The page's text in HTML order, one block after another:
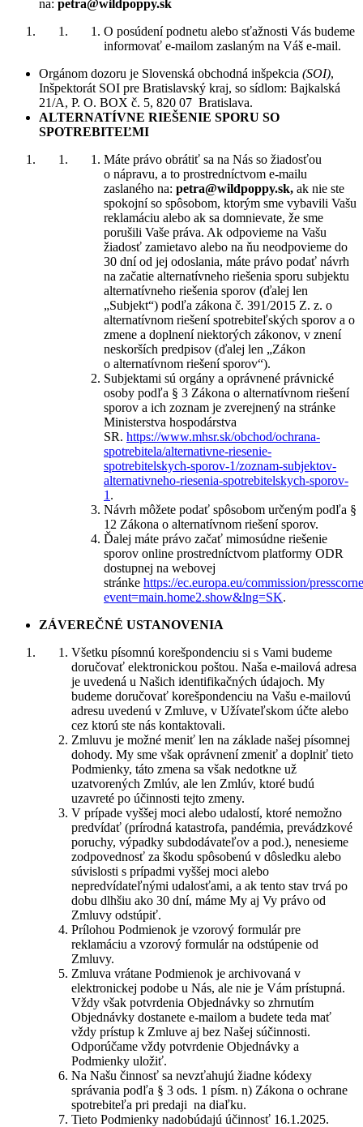
na: petra@wildpoppy.sk
O posúdení podnetu alebo sťažnosti Vás budeme
informovať e-mailom zaslaným na Váš e-mail.
Orgánom dozoru je Slovenská obchodná inšpekcia (SOI),
Inšpektorát SOI pre Bratislavský kraj, so sídlom: Bajkalská
21/A, P. O. BOX č. 5, 820 07 Bratislava.
ALTERNATÍVNE RIEŠENIE SPORU SO
SPOTREBITEĽMI
Máte právo obrátiť sa na Nás so žiadosťou
o nápravu, a to prostredníctvom e-mailu
zaslaného na: petra@wildpoppy.sk, ak nie ste
spokojní so spôsobom, ktorým sme vybavili Vašu
reklamáciu alebo ak sa domnievate, že sme
porušili Vaše práva. Ak odpovieme na Vašu
žiadosť zamietavo alebo na ňu neodpovieme do
30 dní od jej odoslania, máte právo podať návrh
na začatie alternatívneho riešenia sporu subjektu
alternatívneho riešenia sporov (ďalej len
„Subjekt“) podľa zákona č. 391/2015 Z. z. o
alternatívnom riešení spotrebiteľských sporov a o
zmene a doplnení niektorých zákonov, v znení
neskorších predpisov (ďalej len „Zákon
o alternatívnom riešení sporov“).
Subjektami sú orgány a oprávnené právnické
osoby podľa § 3 Zákona o alternatívnom riešení
sporov a ich zoznam je zverejnený na stránke
Ministerstva hospodárstva
SR. https://www.mhsr.sk/obchod/ochrana-
spotrebitela/alternativne-riesenie-
spotrebitelskych-sporov-1/zoznam-subjektov-
alternativneho-riesenia-spotrebitelskych-sporov-
1 .
Návrh môžete podať spôsobom určeným podľa §
12 Zákona o alternatívnom riešení sporov.
Ďalej máte právo začať mimosúdne riešenie
sporov online prostredníctvom platformy ODR
dostupnej na webovej
stránke https://ec.europa.eu/commission/
event=main.home2.show&lng=SK.
ZÁVEREČNÉ USTANOVENIA
Všetku písomnú korešpondenciu si s Vami budeme
doručovať elektronickou poštou. Naša e-mailová adresa
je uvedená u Našich identifikačných údajoch. My
budeme doručovať korešpondenciu na Vašu e-mailovú
adresu uvedenú v Zmluve, v Užívateľskom účte alebo
cez ktorú ste nás kontaktovali.
Zmluvu je možné meniť len na základe našej písomnej
dohody. My sme však oprávnení zmeniť a doplniť tieto
Podmienky, táto zmena sa však nedotkne už
uzatvorených Zmlúv, ale len Zmlúv, ktoré budú
uzavreté po účinnosti tejto zmeny.
V prípade vyššej moci alebo udalostí, ktoré nemožno
predvídať (prírodná katastrofa, pandémia, prevádzkové
poruchy, výpadky subdodávateľov a pod.), nenesieme
zodpovednosť za škodu spôsobenú v dôsledku alebo
súvislosti s prípadmi vyššej moci alebo
nepredvídateľnými udalosťami, a ak tento stav trvá po
dobu dlhšiu ako 30 dní, máme My aj Vy právo od
Zmluvy odstúpiť.
Prílohou Podmienok je vzorový formulár pre
reklamáciu a vzorový formulár na odstúpenie od
Zmluvy.
Zmluva vrátane Podmienok je archivovaná v
elektronickej podobe u Nás, ale nie je Vám prístupná.
Vždy však potvrdenia Objednávky so zhrnutím
Objednávky dostanete e-mailom a budete teda mať
vždy prístup k Zmluve aj bez Našej súčinnosti.
Odporúčame vždy potvrdenie Objednávky a
Podmienky uložiť.
Na Našu činnosť sa nevzťahujú žiadne kódexy
správania podľa § 3 ods. 1 písm. n) Zákona o ochrane
spotrebiteľa pri predaji na diaľku.
Tieto Podmienky nadobúdajú účinnosť 16.1.2025.